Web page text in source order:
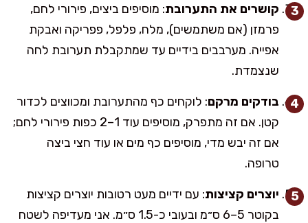
קושרים את התערובת: מוסיפים ביצים, פירורי לחם,
פרמזן (אם משתמשים), מלח, פלפל, פפריקה ואבקת
אפייה. מערבבים בידיים עד שמתקבלת תערובת לחה
שנצמדת.
בודקים מרקם: לוקחים כף מהתערובת ומכווצים לכדור
קטן. אם זה מתפרק, מוסיפים עוד 1–2 כפות פירורי לחם;
אם זה יבש מדי, מוסיפים כף מים או עוד חצי ביצה
טרופה.
יוצרים קציצות: עם ידיים מעט רטובות יוצרים קציצות
בקוטר 5–6 ס״מ ובעובי כ-1.5 ס״מ. אני מעדיפה לשטח